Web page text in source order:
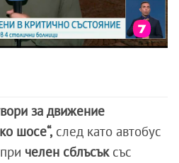
за движение
шосе“, след като автобус
при челен сблъсък със